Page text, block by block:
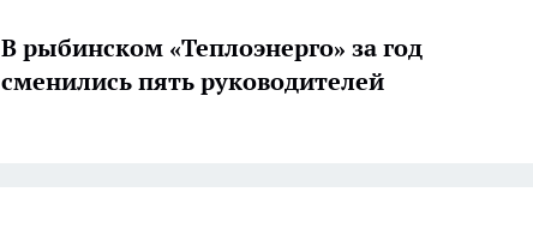
В рыбинском «Теплоэнерго» за год
сменились пять руководителей